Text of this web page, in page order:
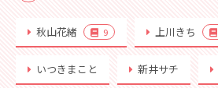
秋山花緒 9 上川きち
いつきまこと 新井サチ